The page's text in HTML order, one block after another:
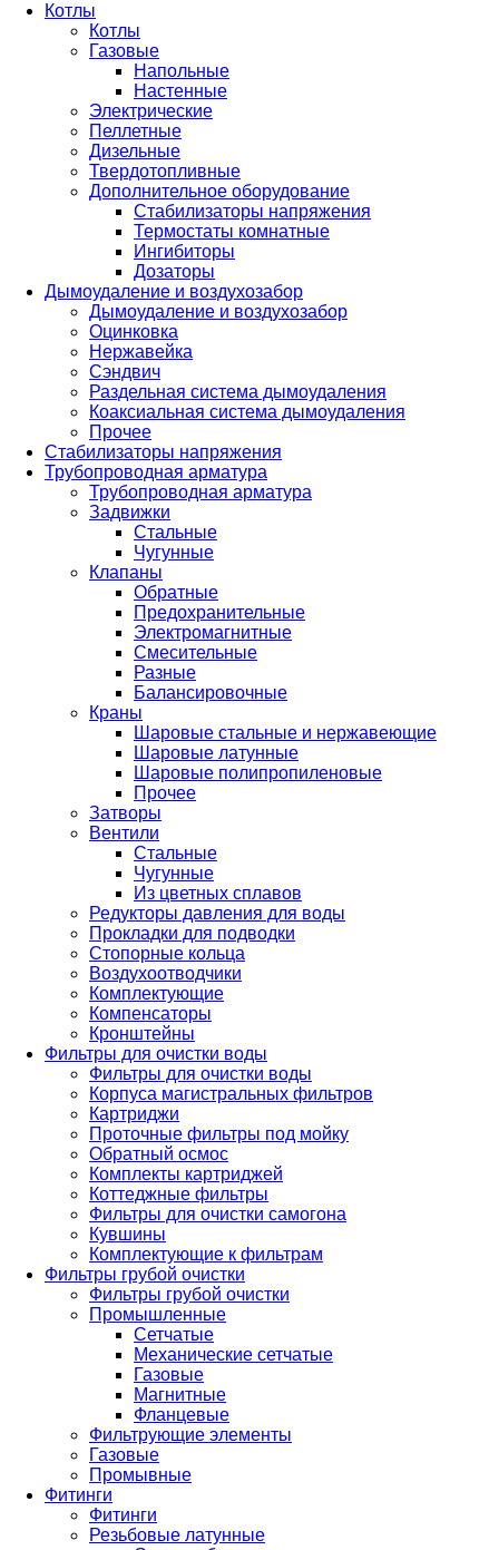
Котлы
Котлы
Газовые
Напольные
Настенные
Электрические
Пеллетные
Дизельные
Твердотопливные
Дополнительное оборудование
Стабилизаторы напряжения
Термостаты комнатные
Ингибиторы
Дозаторы
Дымоудаление и воздухозабор
Дымоудаление и воздухозабор
Оцинковка
Нержавейка
Сэндвич
Раздельная система дымоудаления
Коаксиальная система дымоудаления
Прочее
Стабилизаторы напряжения
Трубопроводная арматура
Трубопроводная арматура
Задвижки
Стальные
Чугунные
Клапаны
Обратные
Предохранительные
Электромагнитные
Смесительные
Разные
Балансировочные
Краны
Шаровые стальные и нержавеющие
Шаровые латунные
Шаровые полипропиленовые
Прочее
Затворы
Вентили
Стальные
Чугунные
Из цветных сплавов
Редукторы давления для воды
Прокладки для подводки
Стопорные кольца
Воздухоотводчики
Комплектующие
Компенсаторы
Кронштейны
Фильтры для очистки воды
Фильтры для очистки воды
Корпуса магистральных фильтров
Картриджи
Проточные фильтры под мойку
Обратный осмос
Комплекты картриджей
Коттеджные фильтры
Фильтры для очистки самогона
Кувшины
Комплектующие к фильтрам
Фильтры грубой очистки
Фильтры грубой очистки
Промышленные
Сетчатые
Механические сетчатые
Газовые
Магнитные
Фланцевые
Фильтрующие элементы
Газовые
Промывные
Фитинги
Фитинги
Резьбовые латунные